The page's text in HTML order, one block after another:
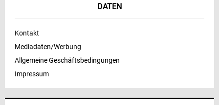
DATEN
Kontakt
Mediadaten/Werbung
Allgemeine Geschäftsbedingungen
Impressum